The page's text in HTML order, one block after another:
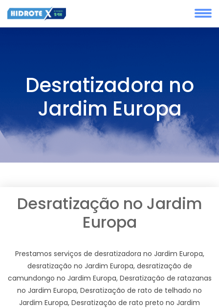
Desratizadora no
Jardim Europa
Desratização no Jardim
Europa
Prestamos serviços de desratizadora no Jardim Europa,
desratização no Jardim Europa, desratização de
camundongo no Jardim Europa, Desratização de ratazanas
no Jardim Europa, Desratização de rato de telhado no
Jardim Europa, Desratização de rato preto no Jardim